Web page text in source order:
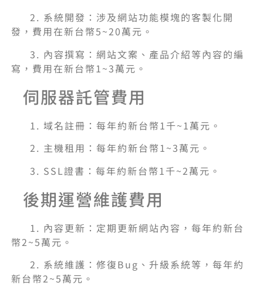
2. 系統開發：涉及網站功能模塊的客製化開
發，費用在新台幣5~20萬元。
3. 內容撰寫：網站文案、產品介紹等內容的編
寫，費用在新台幣1~3萬元。
伺服器託管費用
1. 域名註冊：每年約新台幣1千~1萬元。
2. 主機租用：每年約新台幣1~3萬元。
3. SSL證書：每年約新台幣1千~2萬元。
後期運營維護費用
1. 內容更新：定期更新網站內容，每年約新台
幣2~5萬元。
2. 系統維護：修復Bug、升級系統等，每年約
新台幣2~5萬元。